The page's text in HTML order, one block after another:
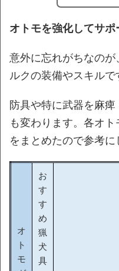
オトモを強化してサポ
意外に忘れがちなの
ルクの装備やスキルで
防具や特に武器を麻
も変わります。各オ
をまとめたので参考に
オ
ト
モ
お
す
す
め
猟
犬
具